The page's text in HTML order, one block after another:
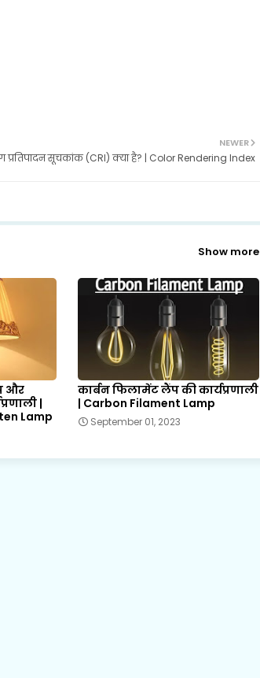
NEWER
प्रतिपादन सूचकांक (CRI) क्या है? | Color Rendering Index
Show more
और
|
Lamp
कार्बन फिलामेंट लैंप की कार्यप्रणाली
| Carbon Filament Lamp
September 01, 2023